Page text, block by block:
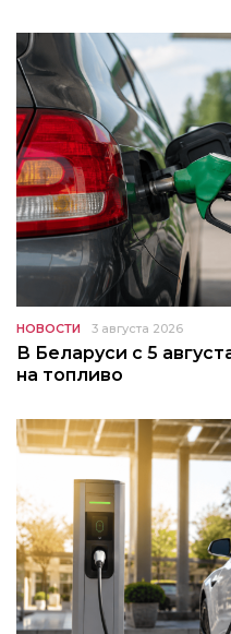
НОВОСТИ 3 августа 2026
В Беларуси с 5
на топливо